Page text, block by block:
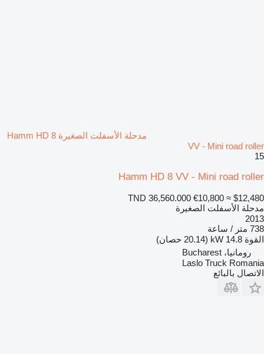
مدحلة الأسفلت الصغيرة Hamm HD 8
VV - Mini road roller
15
Hamm HD 8 VV - Mini road roller
TND 36,560.000 €10,800 ≈ $12,480
مدحلة الأسفلت الصغيرة
2013
738 متر / ساعة
القوة 14.8 kW (20.14 حصان)
رومانيا، Bucharest
Laslo Truck Romania
الاتصال بالبائع